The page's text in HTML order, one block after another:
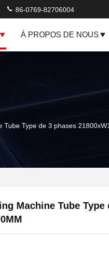
86-0769-82706004
À PROPOS DE NOUS
Tube Type de 3 phases
Machine Tube Type